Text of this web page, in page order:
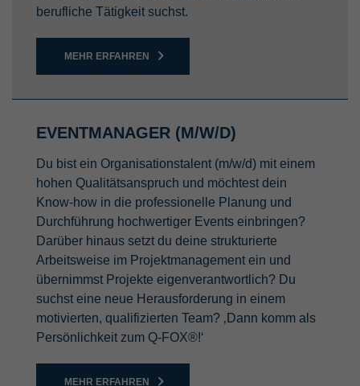
berufliche Tätigkeit suchst.
MEHR ERFAHREN
EVENTMANAGER (M/W/D)
Du bist ein Organisationstalent (m/w/d) mit einem
hohen Qualitätsanspruch und möchtest dein
Know-how in die professionelle Planung und
Durchführung hochwertiger Events einbringen?
Darüber hinaus setzt du deine strukturierte
Arbeitsweise im Projektmanagement ein und
übernimmst Projekte eigenverantwortlich? Du
suchst eine neue Herausforderung in einem
motivierten, qualifizierten Team? ‚Dann komm als
Persönlichkeit zum Q-FOX®!‘
MEHR ERFAHREN